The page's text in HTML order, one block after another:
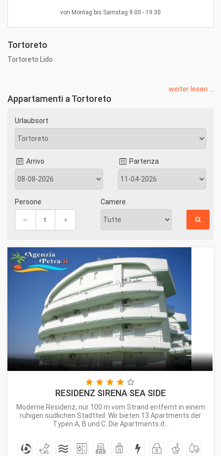
von Montag bis Samstag 9.00 - 19.30
Tortoreto
Tortoreto Lido
weiter lesen ...
Appartamenti a Tortoreto
Urlaubsort
Arrivo Partenza
Persone Camere
RESIDENZ SIRENA SEA SIDE
Moderne Residenz, nur 100 m vom Strand entfernt in einem
ruhigen südlichen Stadtteil. Wir bieten 13 Apartments der
Typen A, B und C. Die Apartments d...